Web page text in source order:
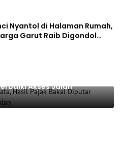
Nyantol di Halaman Rumah,
Garut Raib Digondol
Wisata, Hasil Pajak Bakal
Akses Jalan